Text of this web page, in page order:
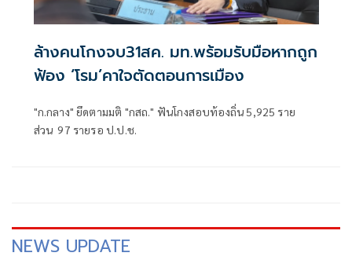
ล้างคนโกงจบ31สค. มท.พร้อมรับมือหากถูก
ฟ้อง ‘โรม’คาใจตัดตอนการเมือง
"ก.กลาง" ยึดตามมติ "กสถ." ฟันโกงสอบท้องถิ่น 5,925 ราย
ส่วน 97 รายรอ ป.ป.ช.
NEWS UPDATE